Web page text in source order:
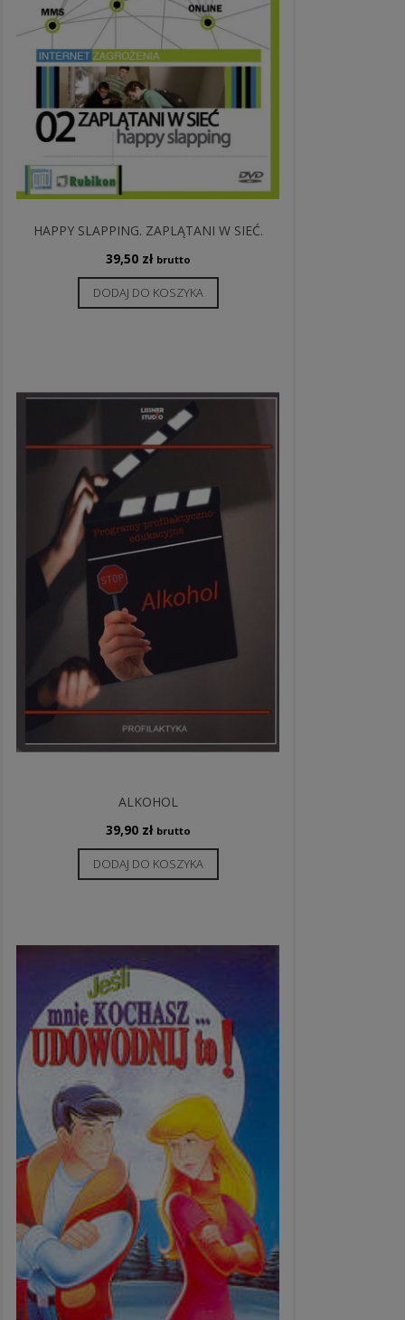
HAPPY SLAPPING. ZAPLĄTANI W SIEĆ.
39,50 zł brutto
DODAJ DO KOSZYKA
ALKOHOL
39,90 zł brutto
DODAJ DO KOSZYKA